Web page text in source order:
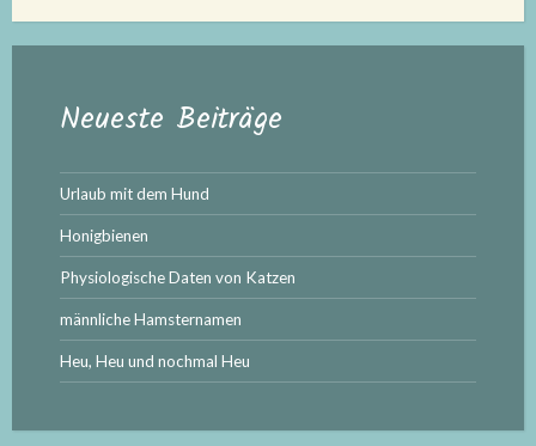
Neueste Beiträge
Urlaub mit dem Hund
Honigbienen
Physiologische Daten von Katzen
männliche Hamsternamen
Heu, Heu und nochmal Heu